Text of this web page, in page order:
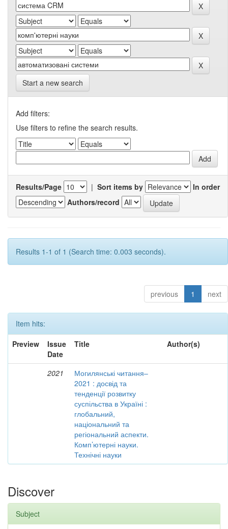
Start a new search
Add filters:
Use filters to refine the search results.
Results/Page | Sort items by
In order
Authors/record
Results 1-1 of 1 (Search time: 0.003 seconds).
previous 1 next
Item hits:
Preview
Issue
Date
Title Author(s)
2021
Могилянські читання–
2021 : досвід та
тенденції розвитку
суспільства в Україні :
глобальний,
національний та
регіональний аспекти.
Комп’ютерні науки.
Технічні науки
Discover
Subject